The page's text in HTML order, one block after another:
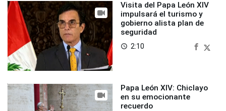
Visita del Papa León XIV
impulsará el turismo y
gobierno alista plan de
seguridad
access_time 2:10
Papa León XIV: Chiclayo
en su emocionante
recuerdo